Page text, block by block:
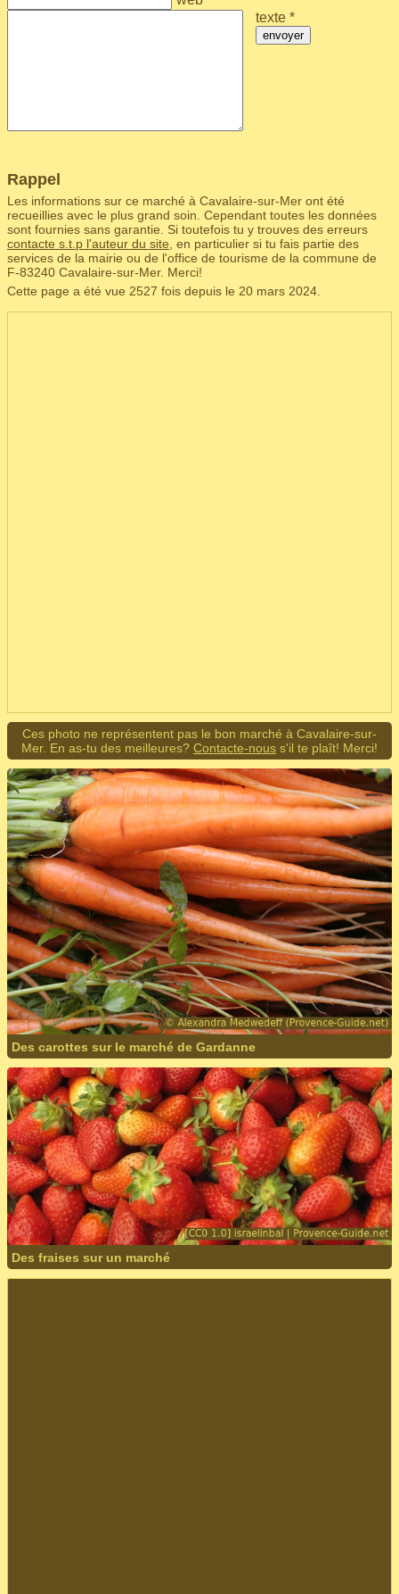
texte *
envoyer
Rappel
Les informations sur ce marché à Cavalaire-sur-Mer ont été
recueillies avec le plus grand soin. Cependant toutes les données
sont fournies sans garantie. Si toutefois tu y trouves des erreurs
contacte s.t.p l'auteur du site , en particulier si tu fais partie des
services de la mairie ou de l'office de tourisme de la commune de
F‑83240 Cavalaire-sur-Mer. Merci!
Cette page a été vue 2527 fois depuis le 20 mars 2024.
Ces photo ne représentent pas le bon marché à Cavalaire-sur-
Mer. En as-tu des meilleures? Contacte-nous s'il te plaît! Merci!
Des carottes sur le marché de Gardanne
Des fraises sur un marché